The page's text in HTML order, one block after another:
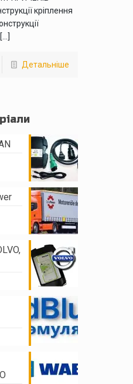
кріплення
Детальніше